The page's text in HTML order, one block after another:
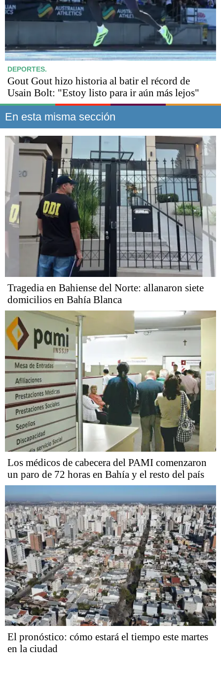
DEPORTES.
Gout Gout hizo historia al batir el récord de
Usain Bolt: "Estoy listo para ir aún más lejos"
En esta misma sección
Tragedia en Bahiense del Norte: allanaron siete
domicilios en Bahía Blanca
Los médicos de cabecera del PAMI comenzaron
un paro de 72 horas en Bahía y el resto del país
El pronóstico: cómo estará el tiempo este martes
en la ciudad